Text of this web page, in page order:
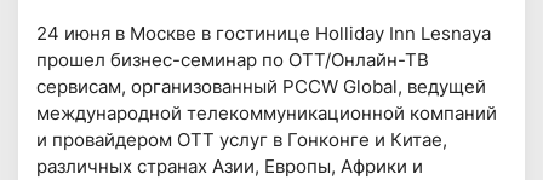
24 июня в Москве в гостинице Holliday Inn Lesnaya
прошел бизнес-семинар по OTT/Онлайн-ТВ
сервисам, организованный PCCW Global, ведущей
международной телекоммуникационной компаний
и провайдером OTT услуг в Гонконге и Китае,
различных странах Азии, Европы, Африки и